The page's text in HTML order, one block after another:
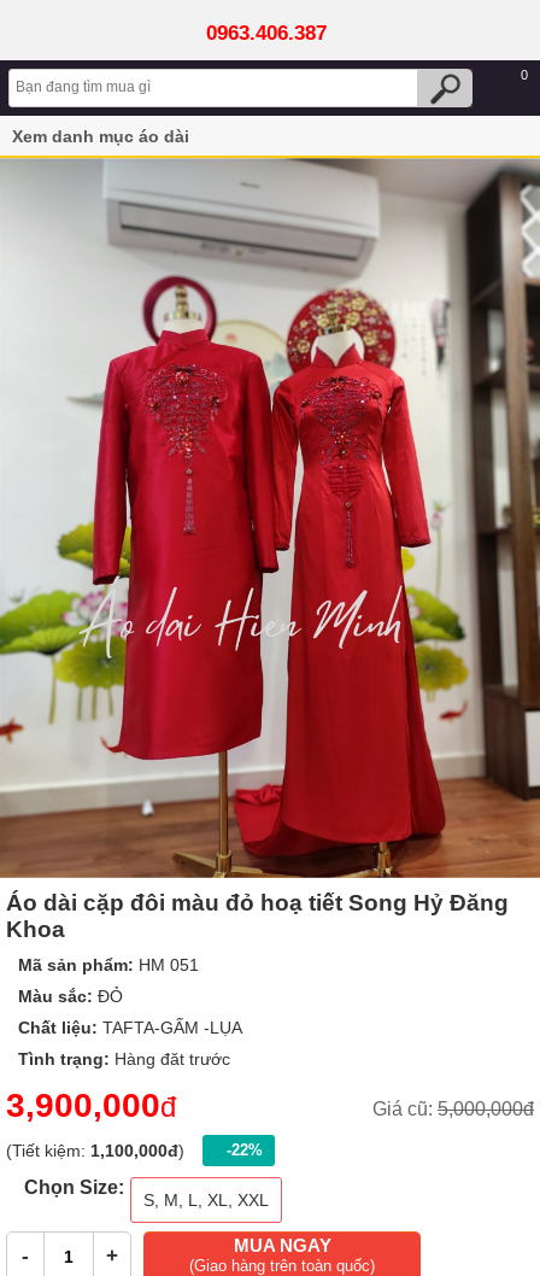
0963.406.387
0
Xem danh mục áo dài
Áo dài cặp đôi màu đỏ hoạ tiết Song Hỷ Đăng Khoa
Áo dài cặp đôi màu đỏ hoạ tiết Song Hỷ Đăng
Khoa
Mã sản phẩm: HM 051
Màu sắc: ĐỎ
Chất liệu: TAFTA-GẤM -LỤA
Tình trạng: Hàng đăt trước
Giá cũ: 5,000,000đ
3,900,000đ
(Tiết kiệm: 1,100,000đ) -22%
Chọn Size:
S, M, L, XL, XXL
- + MUA NGAY
(Giao hàng trên toàn quốc)